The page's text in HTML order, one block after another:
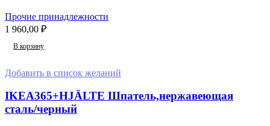
Прочие принадлежности
1 960,00 ₽
В корзину
Добавить в список желаний
IKEA365+HJÄLTE Шпатель,нержавеющая
сталь/черный